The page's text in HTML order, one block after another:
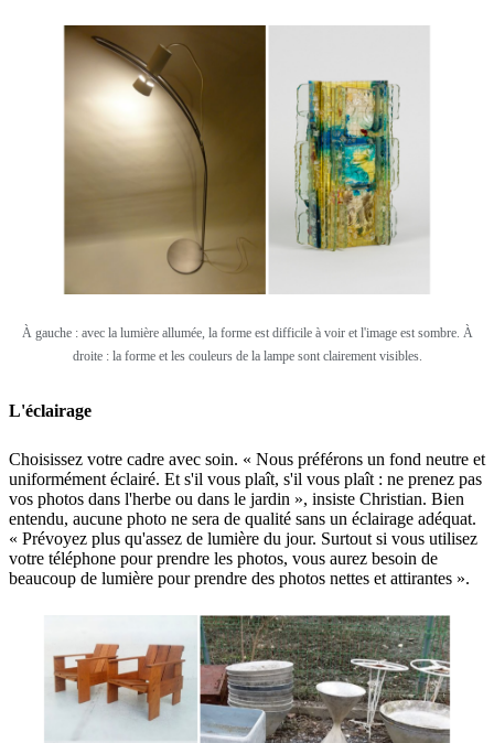
À gauche : avec la lumière allumée, la forme est difficile à voir et l'image est sombre. À
droite : la forme et les couleurs de la lampe sont clairement visibles.
L'éclairage
Choisissez votre cadre avec soin. « Nous préférons un fond neutre et
uniformément éclairé. Et s'il vous plaît, s'il vous plaît : ne prenez pas
vos photos dans l'herbe ou dans le jardin », insiste Christian. Bien
entendu, aucune photo ne sera de qualité sans un éclairage adéquat.
« Prévoyez plus qu'assez de lumière du jour. Surtout si vous utilisez
votre téléphone pour prendre les photos, vous aurez besoin de
beaucoup de lumière pour prendre des photos nettes et attirantes ».